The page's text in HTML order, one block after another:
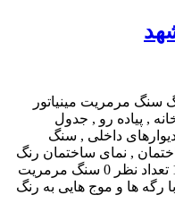
مرمریت مینیاتور
, پیاده رو , جدول
داخلی , سنگ
, نمای ساختمان رنگ
بندی کرم , کرم-صورتی تعداد بازدید 16 تعداد نظر 0 سنگ مرمریت
رگه ها و موج هایی به رنگ